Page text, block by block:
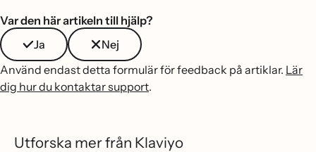
Var den här artikeln till hjälp?
Ja
Nej
Använd endast detta formulär för feedback på artiklar. Lär
dig hur du kontaktar support.
Utforska mer från Klaviyo